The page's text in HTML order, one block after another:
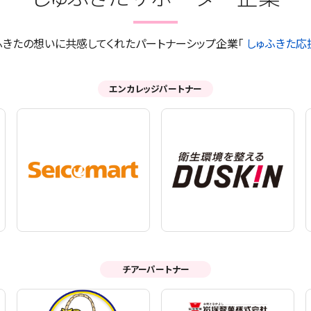
きたの想いに共感してくれたパートナーシップ企業「 しゅふきた
エンカレッジパートナー
チアーパートナー